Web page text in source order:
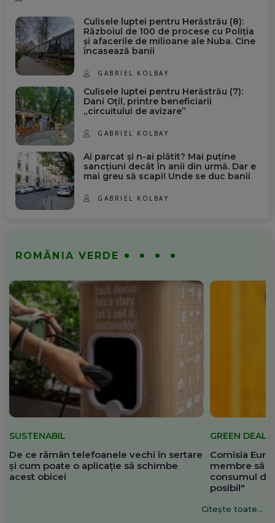
Culisele luptei pentru Herăstrău (8):
Războiul de 100 de procese cu Poliția
și afacerile de milioane ale Nuba. Cine
încasează banii
GABRIEL KOLBAY
Culisele luptei pentru Herăstrău (7):
Dani Oțil, printre beneficiarii
„circuitului de avizare”
GABRIEL KOLBAY
Ai parcat și n-ai plătit? Mai puține
sancțiuni decât în anii din urmă. Dar e
mai greu să scapi! Unde se duc banii
GABRIEL KOLBAY
ROMÂNIA VERDE
SUSTENABIL
De ce rămân telefoanele vechi în sertare
și cum poate o aplicație să schimbe
acest obicei
GREEN DEAL
Comisia
membre să
consumul de
posibil"
Citește toate...